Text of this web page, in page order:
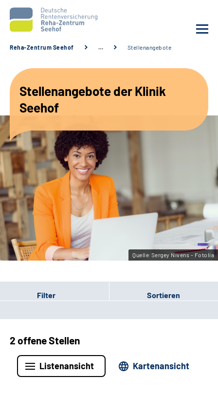
Unsere Angebote
Karriere
Sozialdienste & Zuweisende
Suche
Leichte Sprache
Gebärdensprache
Reha-Zentrum Seehof … Stellenangebote
Stellenangebote der Klinik
Seehof
Quelle:Sergey Nivens - Fotolia
Filter Sortieren
2 offene Stellen
Listenansicht Kartenansicht